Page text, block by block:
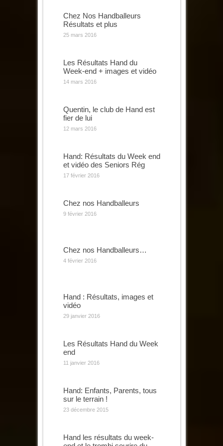
Chez Nos Handballeurs
Résultats et plus
25 mars 2016
Les Résultats Hand du
Week-end + images et vidéo
14 mars 2016
Quentin, le club de Hand est
fier de lui
12 mars 2016
Hand: Résultats du Week end
et vidéo des Seniors Rég
17 février 2016
Chez nos Handballeurs
9 février 2016
Chez nos Handballeurs…
4 février 2016
Hand : Résultats, images et
vidéo
29 janvier 2016
Les Résultats Hand du Week
end
11 janvier 2016
Hand: Enfants, Parents, tous
sur le terrain !
23 décembre 2015
Hand les résultats du week-